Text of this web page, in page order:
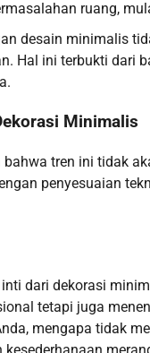
ruang,
desain minimalis
Hal ini terbukti dari
Minimalis
tren ini tidak
penyesuaian
dari dekorasi
tetapi juga
mengapa tidak